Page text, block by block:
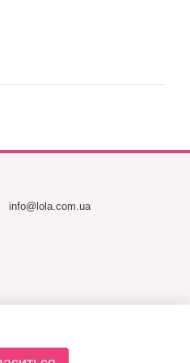
info@lola.com.ua